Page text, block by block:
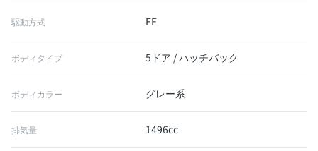
駆動方式 FF
ボディタイプ 5ドア / ハッチバック
ボディカラー グレー系
排気量 1496cc